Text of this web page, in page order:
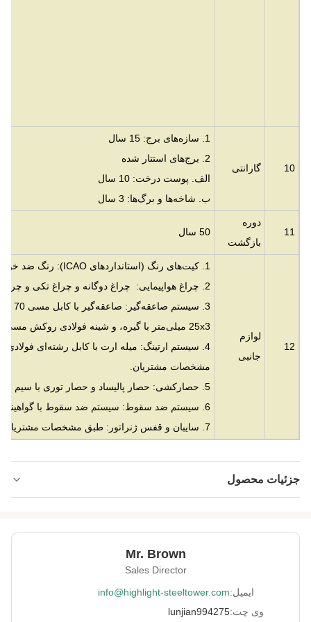
10 گارانتی
1. سازه‌های برج: 15 سال
2. برج‌های استتار شده
الف. پوست درخت: 10 سال
ب. شاخه‌ها و برگ‌ها: 3 سال
11
دوره
بازگشت
50 سال
12
لوازم
جانبی
1. کیت‌های رنگ (استانداردهای ICAO): رنگ ضد خوردگی اکریلیک پایه آب
2. چراغ هواپیمایی: چراغ دوگانه و چراغ تکی و چراغ خورشیدی
25x3 میلی‌متر با گیره، و شینه فولادی روکش مسی یا طبق مشخصات مشتریان.
4. سیستم ارتینگ: میله ارت با کابل رشته‌ای
مشخصات مشتریان.
5. حصارکشی: حصار پالیساد و حصار توری با سیم خاردار و دروازه.
6. سیستم ضد سقوط: سیستم ضد سقوط با گواهینامه GB و CE.
7. سایبان و قفس ژنراتور: طبق مشخصات مشتریان
جزئیات محصول
Height: 10 متر تا 500 متر
تک قطبی
Certification:
SGS, CE, ISO
Warranty: 15 سال
Mr. Brown
Sales Director
ایمیل:info@highlight-steeltower.com
وی چت:lunjian994275